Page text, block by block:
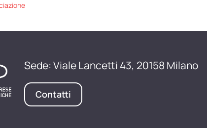
Sede: Viale Lancetti 43, 20158 Milano
Contatti